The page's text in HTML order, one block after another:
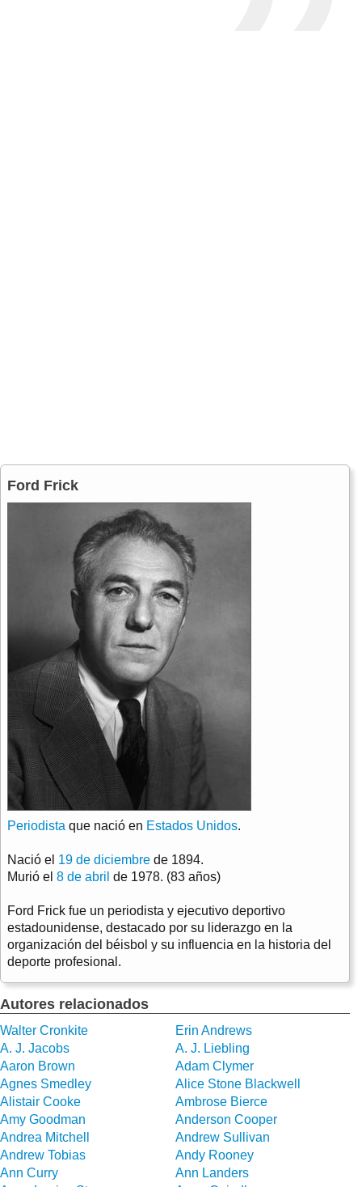
Ford Frick
Periodista que nació en Estados Unidos.
Nació el 19 de diciembre de 1894.
Murió el 8 de abril de 1978. (83 años)
Ford Frick fue un periodista y ejecutivo deportivo
estadounidense, destacado por su liderazgo en la
organización del béisbol y su influencia en la historia del
deporte profesional.
Autores relacionados
Walter Cronkite
Erin Andrews
A. J. Jacobs
A. J. Liebling
Aaron Brown
Adam Clymer
Agnes Smedley
Alice Stone Blackwell
Alistair Cooke
Ambrose Bierce
Amy Goodman
Anderson Cooper
Andrea Mitchell
Andrew Sullivan
Andrew Tobias
Andy Rooney
Ann Curry
Ann Landers